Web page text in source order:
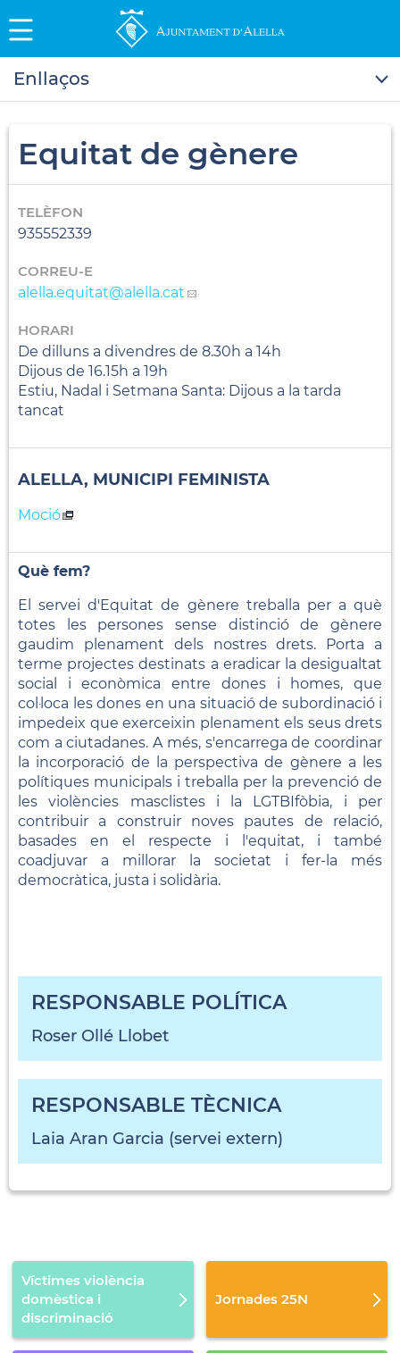
Enllaços
Equitat de gènere
TELÈFON
935552339
CORREU-E
alella.equitat@alella.cat
HORARI
De dilluns a divendres de 8.30h a 14h
Dijous de 16.15h a 19h
Estiu, Nadal i Setmana Santa: Dijous a la tarda
tancat
ALELLA, MUNICIPI FEMINISTA
Moció
Què fem?
El servei d'Equitat de gènere treballa per a què
totes les persones sense distinció de gènere
gaudim plenament dels nostres drets. Porta a
terme projectes destinats a eradicar la desigualtat
social i econòmica entre dones i homes, que
col·loca les dones en una situació de subordinació i
impedeix que exerceixin plenament els seus drets
com a ciutadanes. A més, s'encarrega de coordinar
la incorporació de la perspectiva de gènere a les
polítiques municipals i treballa per la prevenció de
les violències masclistes i la LGTBIfòbia, i per
contribuir a construir noves pautes de relació,
basades en el respecte i l'equitat, i també
coadjuvar a millorar la societat i fer-la més
democràtica, justa i solidària.
RESPONSABLE POLÍTICA
Roser Ollé Llobet
RESPONSABLE TÈCNICA
Laia Aran Garcia (servei extern)
Víctimes violència
domèstica i
discriminació
Jornades 25N